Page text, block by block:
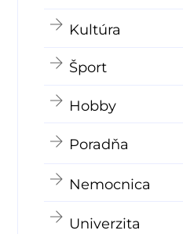
Kultúra
Šport
Hobby
Poradňa
Nemocnica
Univerzita